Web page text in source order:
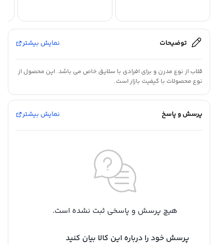
توضیحات نمایش بیشتر
قلاب از نوع مدرن و برای افرادی با سلایق خاص می باشد. این محصول از
نوع محصولات با کیفیت بازار است.
پرسش و پاسخ نمایش بیشتر
هیچ پرسش و پاسخی ثبت نشده است.
پرسش خود را درباره این کالا بیان کنید